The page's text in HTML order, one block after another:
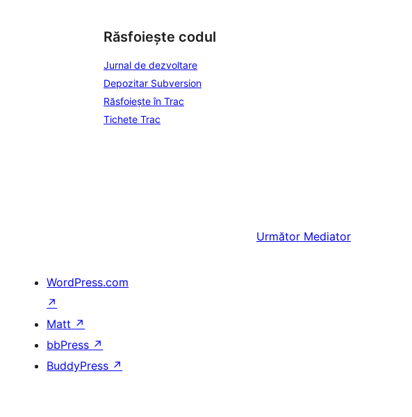
Răsfoiește codul
Jurnal de dezvoltare
Depozitar Subversion
Răsfoiește în Trac
Tichete Trac
Următor Mediator
WordPress.com
↗
Matt ↗
bbPress ↗
BuddyPress ↗